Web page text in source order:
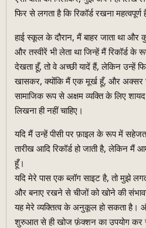
फिर से लगता है कि रिकॉर्ड रखना महत्वपूर्ण
हाई स्कूल के दौरान, मैं बाहर जाता था
और तस्वीरें भी लेता था जिन्हें मैं रिकॉर्ड
देखता हूँ, तो वे अच्छी यादें हैं, लेकिन उन्हें
खासकर, क्योंकि मैं एक मूर्ख हूँ, और अक्सर
सामाजिक रूप से अक्षम व्यक्ति के लिए
लिखना ही नहीं चाहिए।
यदि मैं उन्हें पीसी पर फ़ाइल के रूप में
तारीख आदि रिकॉर्ड हो जाती है, लेकिन मैं
हूँ।
यदि मेरे पास एक ब्लॉग साइट है, तो मुझे
और बनाए रखने से चीजों को खोने की
यह मेरे व्यक्तित्व के अनुकूल हो सकता है।
शुरुआत से ही खोज फ़ंक्शन का उपयोग कर